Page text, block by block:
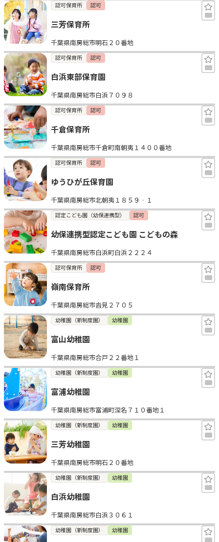
認可保育所 認可
三芳保育所
千葉県南房総市明石２０番地
認可保育所 認可
白浜東部保育園
千葉県南房総市白浜７０９８
認可保育所 認可
千倉保育所
千葉県南房総市千倉町南朝夷１４００番地
認可保育所 認可
ゆうひが丘保育園
千葉県南房総市北朝夷１８５９‐１
認定こども園（幼保連携型） 認可
幼保連携型認定こども園 こどもの森
千葉県南房総市白浜町白浜２２２４
認可保育所 認可
嶺南保育所
千葉県南房総市沓見２７０５
幼稚園（新制度園） 幼稚園
富山幼稚園
千葉県南房総市合戸２２番地１
幼稚園（新制度園） 幼稚園
富浦幼稚園
千葉県南房総市富浦町深名７１０番地１
幼稚園（新制度園） 幼稚園
三芳幼稚園
千葉県南房総市明石２０番地
幼稚園（新制度園） 幼稚園
白浜幼稚園
千葉県南房総市白浜３０６１
幼稚園（新制度園） 幼稚園